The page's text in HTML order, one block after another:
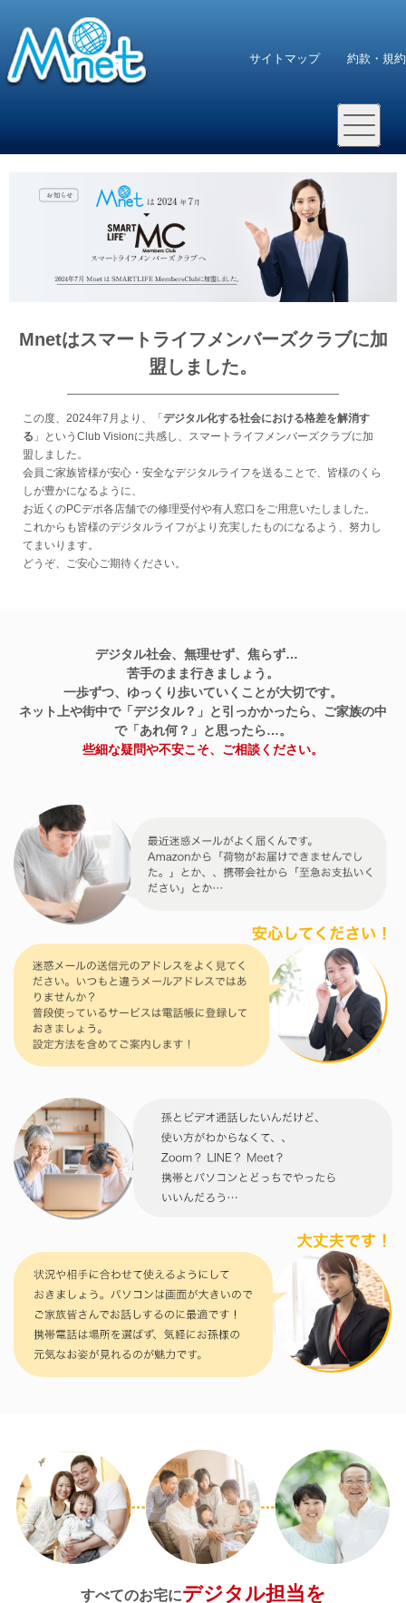
サイトマップ 約款・規約
Mnetはスマートライフメンバーズクラブに加
盟しました。
この度、2024年7月より、「デジタル化する社会における格差を解消す
る 」というClub Visionに共感し、スマートライフメンバーズクラブに加
盟しました。
会員ご家族皆様が安心・安全なデジタルライフを送ることで、皆様のくら
しが豊かになるように、
お近くのPCデポ各店舗での修理受付や有人窓口をご用意いたしました。
これからも皆様のデジタルライフがより充実したものになるよう、努力し
てまいります。
どうぞ、ご安心ご期待ください。
デジタル社会、無理せず、焦らず…
苦手のまま行きましょう。
一歩ずつ、ゆっくり歩いていくことが大切です。
ネット上や街中で「デジタル？」と引っかかったら、ご家族の中
で「あれ何？」と思ったら…。
些細な疑問や不安こそ、ご相談ください。
すべてのお宅にデジタル担当を